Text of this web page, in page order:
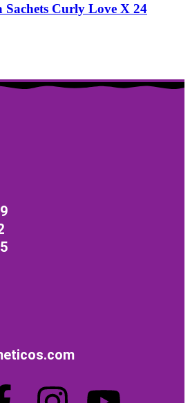
Curly Love X 24